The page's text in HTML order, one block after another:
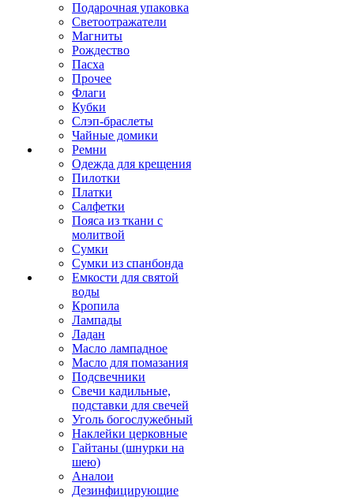
Подарочная упаковка
Светоотражатели
Магниты
Рождество
Пасха
Прочее
Флаги
Кубки
Слэп-браслеты
Чайные домики
Ремни
Одежда для крещения
Пилотки
Платки
Салфетки
Пояса из ткани с
молитвой
Сумки
Сумки из спанбонда
Емкости для святой
воды
Кропила
Лампады
Ладан
Масло лампадное
Масло для помазания
Подсвечники
Свечи кадильные,
подставки для свечей
Уголь богослужебный
Наклейки церковные
Гайтаны (шнурки на
шею)
Аналои
Дезинфицирующие